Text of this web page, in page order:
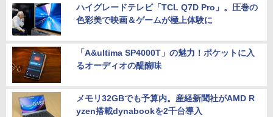
ハイグレードテレビ「TCL Q7D Pro」。圧巻の
色彩美で映画＆ゲームが極上体験に
「A&ultima SP4000T」の魅力！ポケットに入
るオーディオの醍醐味
メモリ32GBでも予算内。産経新聞社がAMD R
yzen搭載dynabookを2千台導入